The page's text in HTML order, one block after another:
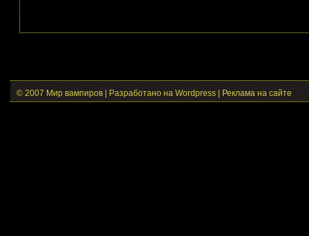
© 2007 Мир вампиров | Разработано на Wordpress | Реклама на сайте